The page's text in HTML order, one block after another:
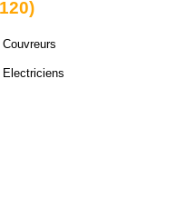
Couvreurs
Electriciens